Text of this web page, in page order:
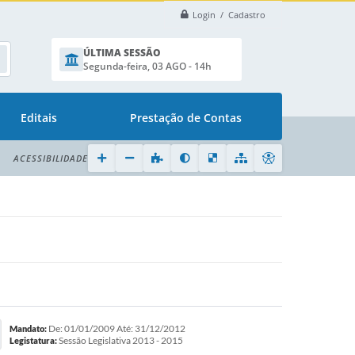
Login / Cadastro
ÚLTIMA SESSÃO
Segunda-feira, 03 AGO - 14h
Editais Prestação de Contas
ACESSIBILIDADE
Mandato:De: 01/01/2009 Até: 31/12/2012
Legistatura:Sessão Legislativa 2013 - 2015